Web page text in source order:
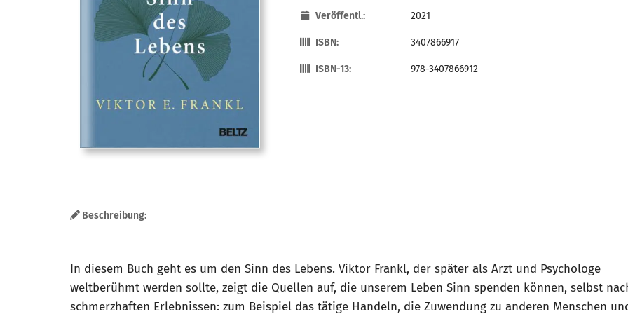
Veröffentl.: 2021
ISBN: 3407866917
ISBN-13: 978-3407866912
Beschreibung:
In diesem Buch geht es um den Sinn des Lebens. Viktor Frankl, der später als Arzt und Psychologe
weltberühmt werden sollte, zeigt die Quellen auf, die unserem Leben Sinn spenden können, selbst
schmerzhaften Erlebnissen: zum Beispiel das tätige Handeln, die Zuwendung zu anderen Menschen